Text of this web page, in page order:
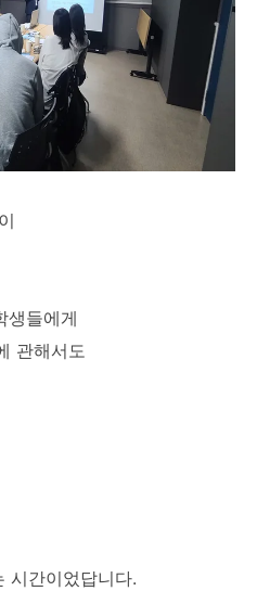
생들에게
관해서도
시간이었답니다.